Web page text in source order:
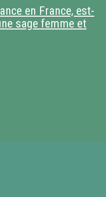
en France, est-
sage femme et